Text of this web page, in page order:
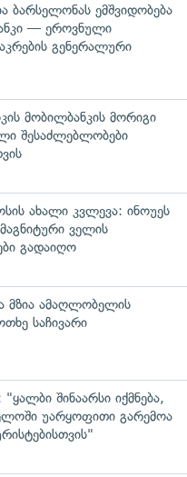
ბარსელონას ემშვიდობება
— ეროვნული
გენერალური
მობილბანკის მორიგი
შესაძლებლობები
ახალი კვლევა: ინოუეს
ველის
გადაიღო
მზია ამაღლობელის
საჩივარი
შინაარსი იქმნება,
უარყოფითი გარემოა